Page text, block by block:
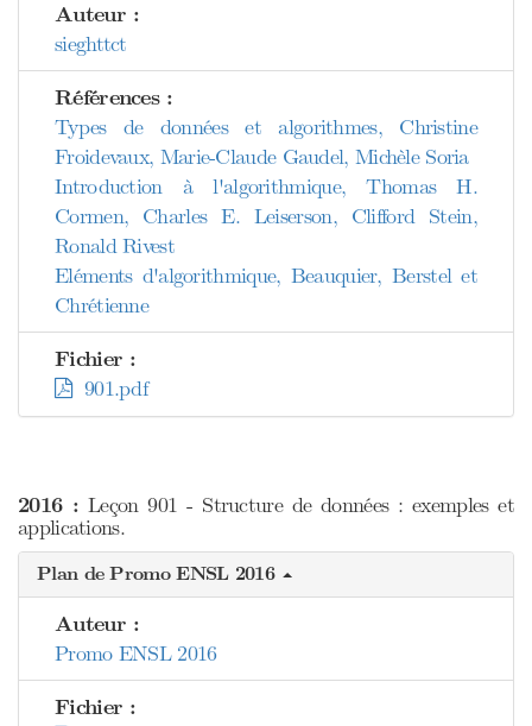
Auteur :
sieghttct
Références :
Types de données et algorithmes, Christine
Froidevaux, Marie-Claude Gaudel, Michèle Soria
Introduction à l'algorithmique, Thomas H.
Cormen, Charles E. Leiserson, Clifford Stein,
Ronald Rivest
Eléments d'algorithmique, Beauquier, Berstel et
Chrétienne
Fichier :
901.pdf
2016 : Leçon 901 - Structure de données : exemples et
applications.
Plan de Promo ENSL 2016
Auteur :
Promo ENSL 2016
Fichier :